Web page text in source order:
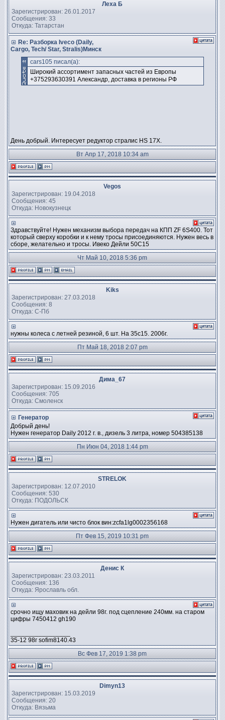
Леха Б
Зарегистрирован: 26.01.2017
Сообщения: 33
Откуда: Татарстан
Re: Разборка Iveco (Daily,
Cargo, Tech/ Star, Stralis)Минск
cars105 писал(а):
Широкий ассортимент запасных частей из Европы
+375293630391 Александр, доставка в регионы РФ
День добрый. Интересует редуктор стралис HS 17X.
Вт Апр 17, 2018 10:34 am
Vegos
Зарегистрирован: 19.04.2018
Сообщения: 45
Откуда: Новокузнецк
Здравствуйте! Нужен механизм выбора передач на КПП ZF 6S400. Тот
который сверху коробки и к нему тросы присоединяются. Нужен весь в
сборе, желательно и тросы. Ивеко Дейли 50С15
Чт Май 10, 2018 5:36 pm
Kiks
Зарегистрирован: 27.03.2018
Сообщения: 8
Откуда: С-Пб
нужны колеса с летней резиной, 6 шт. На 35с15. 2006г.
Пт Май 18, 2018 2:07 pm
Дима_67
Зарегистрирован: 15.09.2016
Сообщения: 705
Откуда: Смоленск
Генератор
Добрый день!
Нужен генератор Daily 2012 г. в., дизель 3 литра, номер 504385138
Пн Июн 04, 2018 1:44 pm
STRELOK
Зарегистрирован: 12.07.2010
Сообщения: 530
Откуда: ПОДОЛЬСК
Нужен дигатель или чисто блок вин:zcfa1lg0002356168
Пт Фев 15, 2019 10:31 pm
Денис К
Зарегистрирован: 23.03.2011
Сообщения: 136
Откуда: Ярославль обл.
срочно ищу маховик на дейли 98г. под сцепление 240мм. на старом
цифры 7450412 gh190
35-12 98г sofim8140.43
Вс Фев 17, 2019 1:38 pm
Dimyn13
Зарегистрирован: 15.03.2019
Сообщения: 20
Откуда: Вязьма